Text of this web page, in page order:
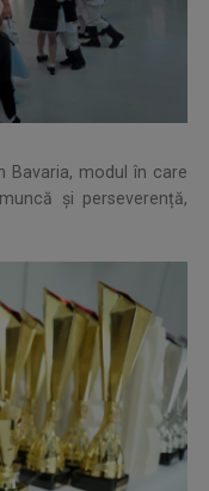
Bavaria, modul în care
și perseverență,